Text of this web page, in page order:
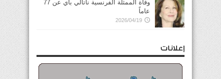
وفاة الممثلة الفرنسية ناتالي باي عن 77
عاماً
2026/04/19
إعلانات